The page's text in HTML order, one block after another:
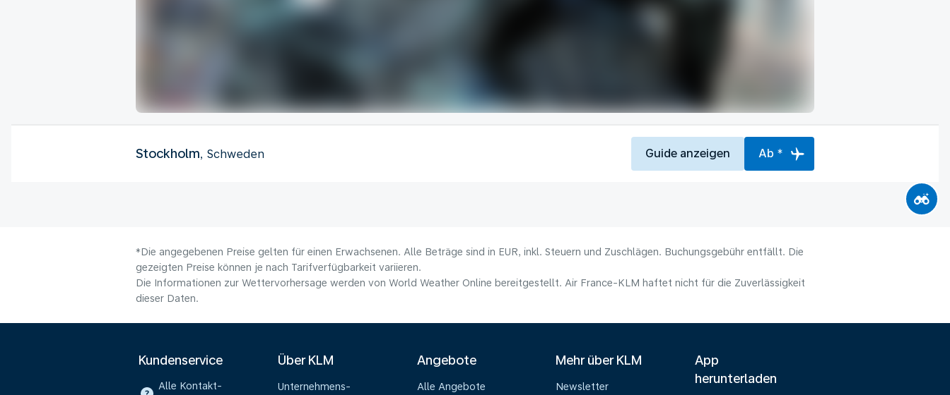
Stockholm, Schweden Guide anzeigen Ab *
*Die angegebenen Preise gelten für einen Erwachsenen. Alle Beträge sind in EUR, inkl. Steuern und Zuschlägen. Buchungsgebühr entfällt. Die
gezeigten Preise können je nach Tarifverfügbarkeit variieren.
Die Informationen zur Wettervorhersage werden von World Weather Online bereitgestellt. Air France-KLM haftet nicht für die Zuverlässigkeit
dieser Daten.
Kundenservice
Alle Kontakt-
Über KLM
Unternehmens-
Angebote
Alle Angebote
Mehr über KLM
Newsletter
App
herunterladen